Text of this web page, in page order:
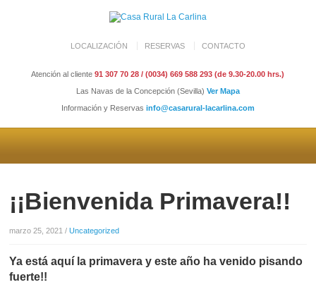
LOCALIZACIÓN RESERVAS CONTACTO
Atención al cliente 91 307 70 28 / (0034) 669 588 293 (de 9.30-20.00 hrs.)
Las Navas de la Concepción (Sevilla) Ver Mapa
Información y Reservas info@casarural-lacarlina.com
¡¡Bienvenida Primavera!!
marzo 25, 2021 /Uncategorized
Ya está aquí la primavera y este año ha venido pisando
fuerte!!